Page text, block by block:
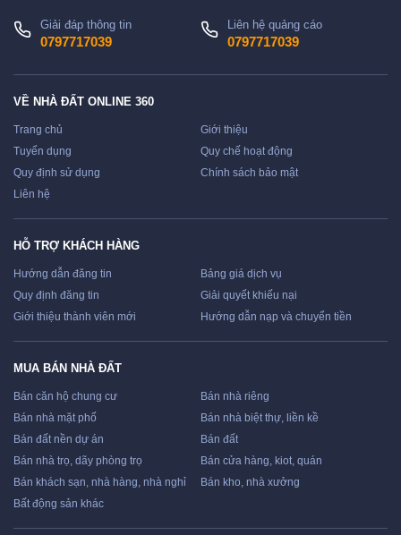
Giải đáp thông tin
0797717039
Liên hệ quảng cáo
0797717039
VỀ NHÀ ĐẤT ONLINE 360
Trang chủ
Giới thiệu
Tuyển dụng
Quy chế hoạt động
Quy định sử dụng
Chính sách bảo mật
Liên hệ
HỖ TRỢ KHÁCH HÀNG
Hướng dẫn đăng tin
Bảng giá dịch vụ
Quy định đăng tin
Giải quyết khiếu nại
Giới thiệu thành viên mới
Hướng dẫn nạp và chuyển tiền
MUA BÁN NHÀ ĐẤT
Bán căn hộ chung cư
Bán nhà riêng
Bán nhà mặt phố
Bán nhà biệt thự, liền kề
Bán đất nền dự án
Bán đất
Bán nhà trọ, dãy phòng trọ
Bán cửa hàng, kiot, quán
Bán khách sạn, nhà hàng, nhà nghỉ
Bán kho, nhà xưởng
Bất động sản khác